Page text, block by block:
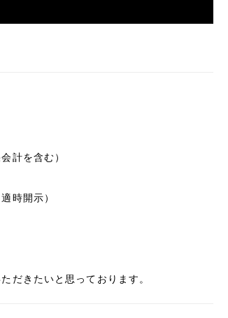
計を含む）
時開示）
だきたいと思っております。